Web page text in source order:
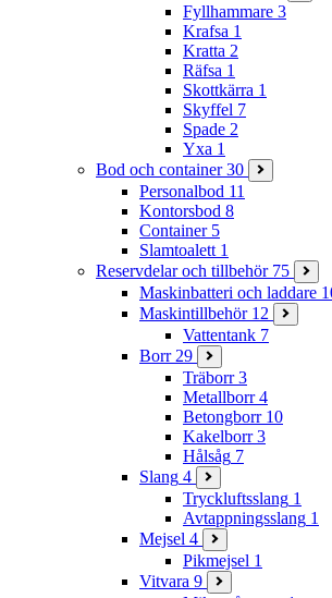
Fyllhammare 3
Krafsa 1
Kratta 2
Räfsa 1
Skottkärra 1
Skyffel 7
Spade 2
Yxa 1
Bod och container 30
Personalbod 11
Kontorsbod 8
Container 5
Slamtoalett 1
Reservdelar och tillbehör 75
Maskinbatteri och laddare
Maskintillbehör 12
Vattentank 7
Borr 29
Träborr 3
Metallborr 4
Betongborr 10
Kakelborr 3
Hålsåg 7
Slang 4
Tryckluftsslang 1
Avtappningsslang 1
Mejsel 4
Pikmejsel 1
Vitvara 9